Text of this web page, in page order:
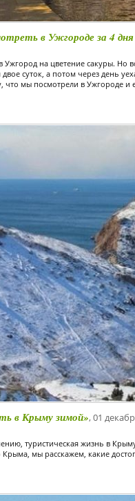
в Ужгороде за 4 дня
Ужгород на цветение сакуры. Но
суток, а потом через день
что мы посмотрели в Ужгороде и
в Крыму зимой», 01
туристическая жизнь в
мы расскажем, какие